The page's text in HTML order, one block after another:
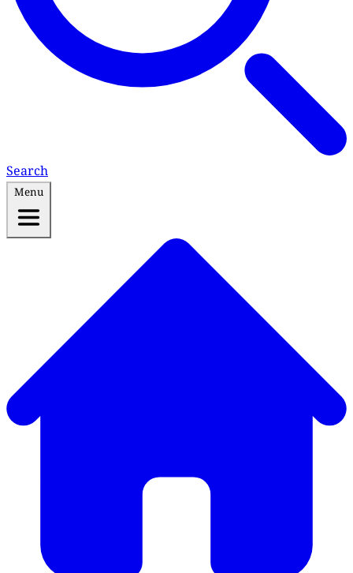
Search
Menu